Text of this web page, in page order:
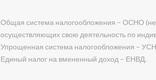
Общая система налогообложения – ОСНО
осуществляющих свою деятельность по
Упрощенная система налогообложения –
Единый налог на вмененный доход – ЕНВД.